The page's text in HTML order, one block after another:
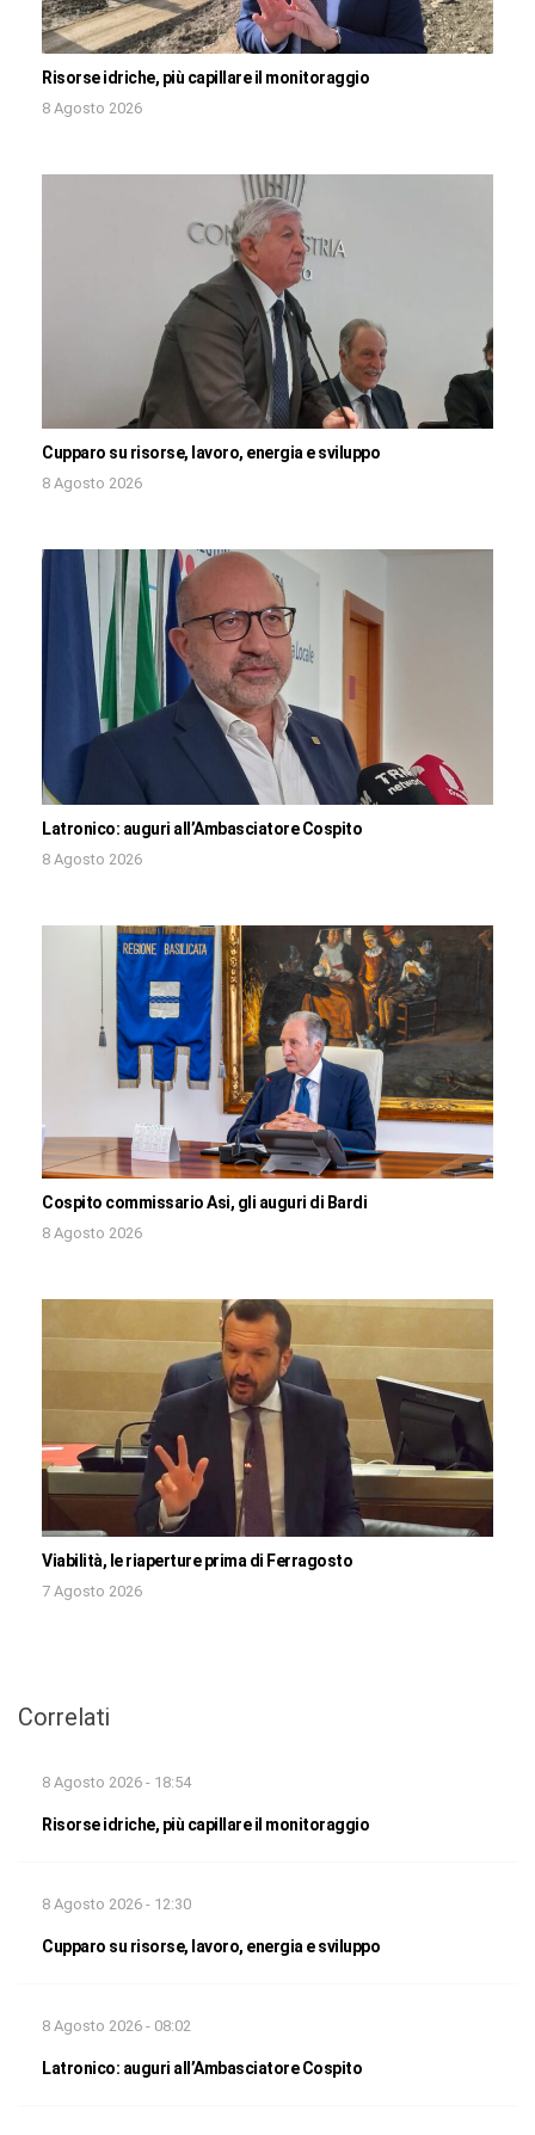
Risorse idriche, più capillare il monitoraggio
8 Agosto 2026
Cupparo su risorse, lavoro, energia e sviluppo
8 Agosto 2026
Latronico: auguri all’Ambasciatore Cospito
8 Agosto 2026
Cospito commissario Asi, gli auguri di Bardi
8 Agosto 2026
Viabilità, le riaperture prima di Ferragosto
7 Agosto 2026
Correlati
8 Agosto 2026 - 18:54
Risorse idriche, più capillare il monitoraggio
8 Agosto 2026 - 12:30
Cupparo su risorse, lavoro, energia e sviluppo
8 Agosto 2026 - 08:02
Latronico: auguri all’Ambasciatore Cospito